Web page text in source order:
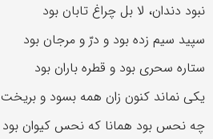
نبود دندان، لا بل چراغ تابان بود
سپید سیم زده بود و درّ و مرجان بود
ستاره سحری بود و قطره باران بود
یکی نماند کنون زان همه بسود و بریخت
چه نحس بود همانا که نحس کیوان بود